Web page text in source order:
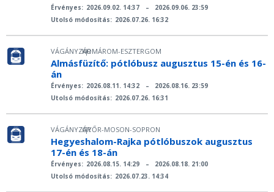
Érvényes: 2026.09.02. 14:37 –
2026.09.06. 23:59
Utolsó módosítás: 2026.07.26. 16:32
VÁGÁNYZÁR
|
KOMÁROM-ESZTERGOM
Almásfüzítő: pótlóbusz augusztus 15-én és 16-
án
Érvényes: 2026.08.11. 14:32 –
2026.08.16. 23:59
Utolsó módosítás: 2026.07.26. 16:31
VÁGÁNYZÁR
|
GYŐR-MOSON-SOPRON
Hegyeshalom-Rajka pótlóbuszok augusztus
17-én és 18-án
Érvényes: 2026.08.15. 14:29 –
2026.08.18. 21:00
Utolsó módosítás: 2026.07.23. 14:34